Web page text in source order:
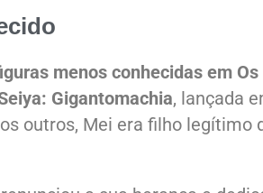
menos conhecidas em
Gigantomachia, lançada
outros, Mei era filho legítimo